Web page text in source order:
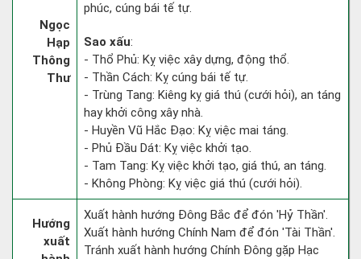
Ngọc
Hạp
Thông
Thư
phúc, cúng bái tế tự.
Sao xấu:
- Thổ Phủ: Kỵ việc xây dựng, động thổ.
- Thần Cách: Kỵ cúng bái tế tự.
- Trùng Tang: Kiêng kỵ giá thú (cưới hỏi), an táng
hay khởi công xây nhà.
- Huyền Vũ Hắc Đạo: Kỵ việc mai táng.
- Phủ Đầu Dát: Kỵ việc khởi tạo.
- Tam Tang: Kỵ việc khởi tạo, giá thú, an táng.
- Không Phòng: Kỵ việc giá thú (cưới hỏi).
Hướng
xuất
Xuất hành hướng Đông Bắc để đón 'Hỷ Thần'.
Xuất hành hướng Chính Nam để đón 'Tài Thần'.
Tránh xuất hành hướng Chính Đông gặp Hạc